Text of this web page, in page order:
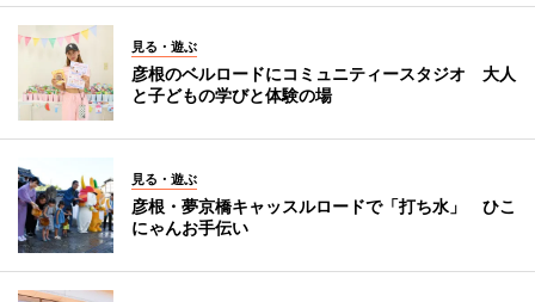
見る・遊ぶ
彦根のベルロードにコミュニティースタジオ 大人
と子どもの学びと体験の場
見る・遊ぶ
彦根・夢京橋キャッスルロードで「打ち水」 ひこ
にゃんお手伝い